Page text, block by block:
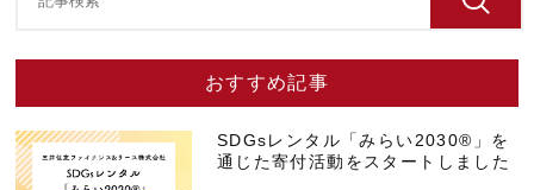
おすすめ記事
SDGsレンタル「みらい2030®」を
通じた寄付活動をスタートしました